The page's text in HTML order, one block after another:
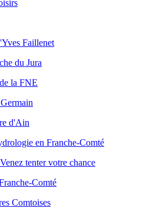
Faillenet
du Jura
la FNE
d'Ain
en Franche-Comté
Venez tenter votre chance
Comté
Comtoises